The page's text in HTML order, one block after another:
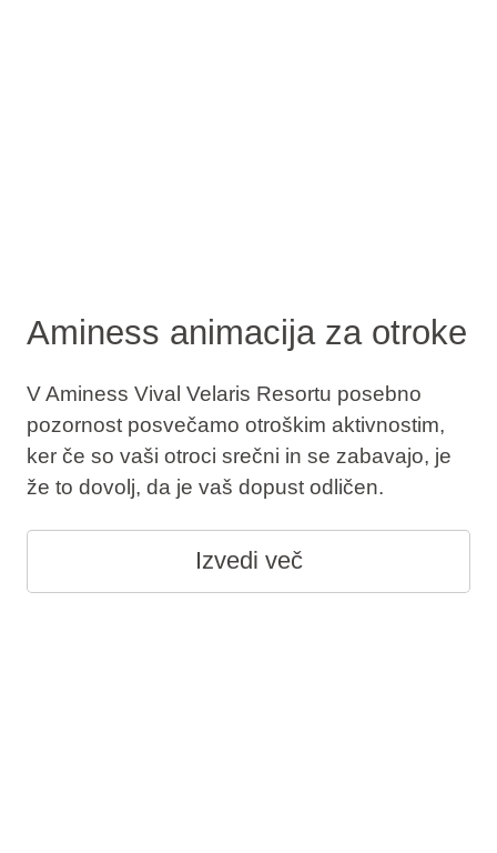
Aminess animacija za otroke
V Aminess Vival Velaris Resortu posebno
pozornost posvečamo otroškim aktivnostim,
ker če so vaši otroci srečni in se zabavajo, je
že to dovolj, da je vaš dopust odličen.
Izvedi več